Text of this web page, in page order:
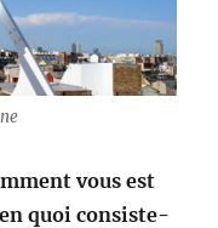
vous est
quoi consiste-